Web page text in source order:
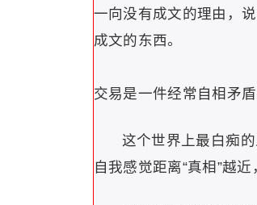
一向没有成文的理由，
成文的东西。
交易是一件经常自相矛
这个世界上最白痴
自我感觉距离“真相”越